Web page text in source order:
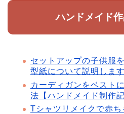
ハンドメイド
セットアップの子供服
型紙について説明しま
カーディガンをベスト
法【ハンドメイド制作記
Tシャツリメイクで赤